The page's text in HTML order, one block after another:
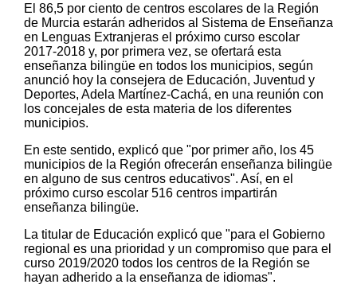
El 86,5 por ciento de centros escolares de la Región
de Murcia estarán adheridos al Sistema de Enseñanza
en Lenguas Extranjeras el próximo curso escolar
2017-2018 y, por primera vez, se ofertará esta
enseñanza bilingüe en todos los municipios, según
anunció hoy la consejera de Educación, Juventud y
Deportes, Adela Martínez-Cachá, en una reunión con
los concejales de esta materia de los diferentes
municipios.
En este sentido, explicó que "por primer año, los 45
municipios de la Región ofrecerán enseñanza bilingüe
en alguno de sus centros educativos". Así, en el
próximo curso escolar 516 centros impartirán
enseñanza bilingüe.
La titular de Educación explicó que "para el Gobierno
regional es una prioridad y un compromiso que para el
curso 2019/2020 todos los centros de la Región se
hayan adherido a la enseñanza de idiomas".